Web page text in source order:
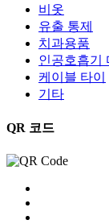
비옷
유출 통제
치과용품
인공호흡기
케이블 타이
기타
QR 코드